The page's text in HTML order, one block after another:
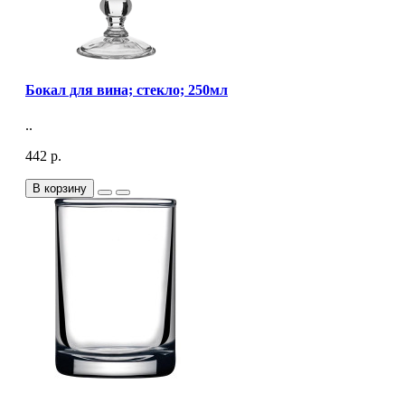
Бокал для вина; стекло; 250мл
..
442 р.
В корзину